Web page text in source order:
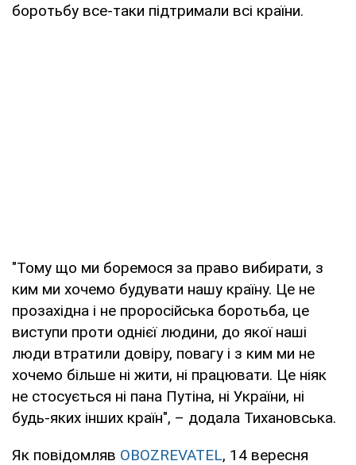
боротьбу все-таки підтримали всі країни.
"Тому що ми боремося за право вибирати, з
ким ми хочемо будувати нашу країну. Це не
прозахідна і не проросійська боротьба, це
виступи проти однієї людини, до якої наші
люди втратили довіру, повагу і з ким ми не
хочемо більше ні жити, ні працювати. Це ніяк
не стосується ні пана Путіна, ні України, ні
будь-яких інших країн", – додала Тихановська.
Як повідомляв OBOZREVATEL, 14 вересня